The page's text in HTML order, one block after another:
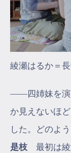
プライバシ
綾瀬はるか＝
――四姉妹を演
か見えないほ
した。どのよ
是枝 最初は綾